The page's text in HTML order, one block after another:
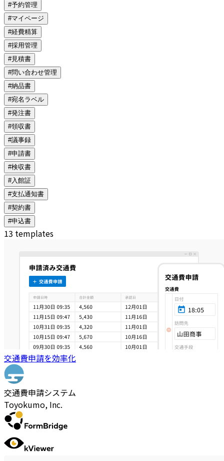
#予約管理
#マイページ
#経費精算
#採用管理
#見積書
#問い合わせ管理
#納品書
#宛名ラベル
#発注書
#領収書
#議事録
#申請書
#検収書
#入館証
#支払通知書
#契約書
#申込書
13 templates
交通費申請を効率化
交通費申請システム
Toyokumo, Inc.